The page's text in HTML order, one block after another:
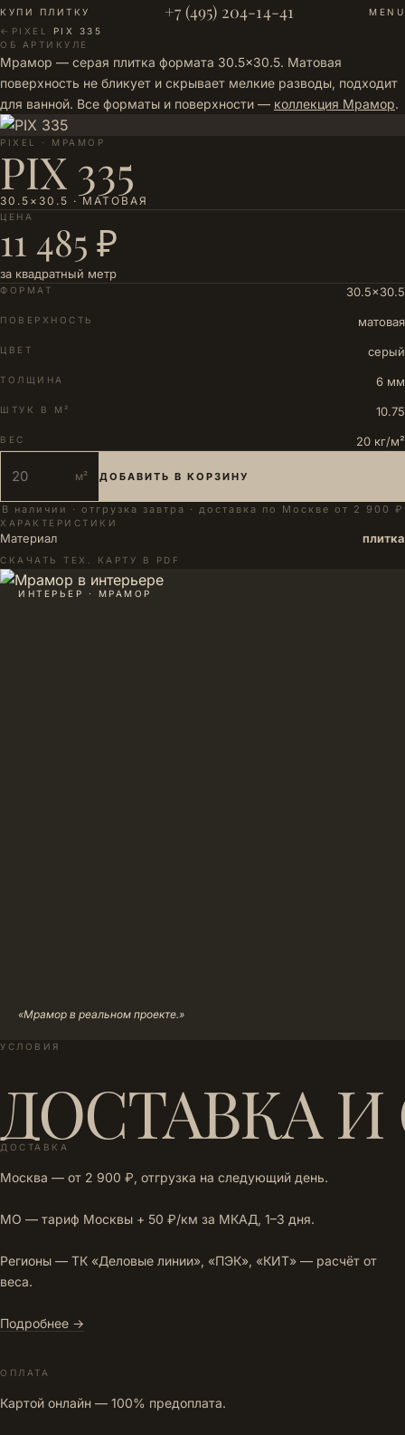
КУПИ ПЛИТКУ +7 (495) 204-14-41
MENU
← PIXEL · PIX 335
ОБ АРТИКУЛЕ
Мрамор — серая плитка формата 30.5×30.5. Матовая
поверхность не бликует и скрывает мелкие разводы, подходит
для ванной. Все форматы и поверхности — коллекция Мрамор.
PIXEL · МРАМОР
PIX 335
30.5×30.5 · МАТОВАЯ
ЦЕНА
11 485 ₽
за квадратный метр
ФОРМАТ 30.5×30.5
ПОВЕРХНОСТЬ матовая
ЦВЕТ серый
ТОЛЩИНА 6 мм
ШТУК В М² 10.75
ВЕС 20 кг/м²
м² ДОБАВИТЬ В КОРЗИНУ
В наличии · отгрузка завтра · доставка по Москве от 2 900 ₽
ХАРАКТЕРИСТИКИ
Материал плитка
СКАЧАТЬ ТЕХ. КАРТУ В PDF
ИНТЕРЬЕР · МРАМОР
«Мрамор в реальном проекте.»
УСЛОВИЯ
ДОСТАВКА
ДОСТАВКА
Москва — от 2 900 ₽, отгрузка на следующий день.
МО — тариф Москвы + 50 ₽/км за МКАД, 1–3 дня.
Регионы — ТК «Деловые линии», «ПЭК», «КИТ» — расчёт от
веса.
Подробнее →
ОПЛАТА
Картой онлайн — 100% предоплата.